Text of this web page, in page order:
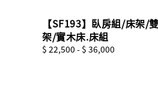
【SF193】臥房組/床架/
架/實木床.床組
Regular
$ 22,500 - $ 36,000